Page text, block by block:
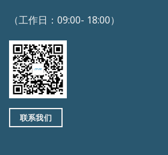
（工作日：09:00- 18:00）
联系我们